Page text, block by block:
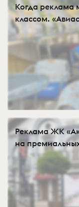
Когда реклама
классом.
Реклама ЖК
на